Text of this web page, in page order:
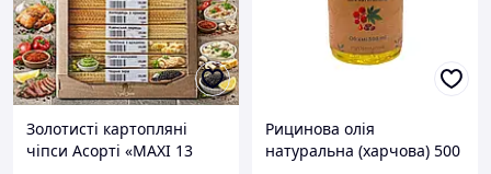
Золотисті картопляні
чіпси Асорті «MAXI 13
Рицинова олія
натуральна (харчова) 500